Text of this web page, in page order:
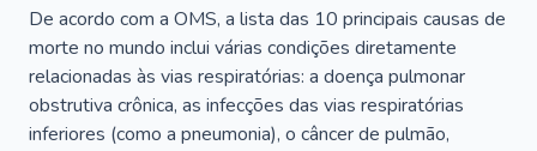
De acordo com a OMS, a lista das 10 principais causas de
morte no mundo inclui várias condições diretamente
relacionadas às vias respiratórias: a doença pulmonar
obstrutiva crônica, as infecções das vias respiratórias
inferiores (como a pneumonia), o câncer de pulmão,